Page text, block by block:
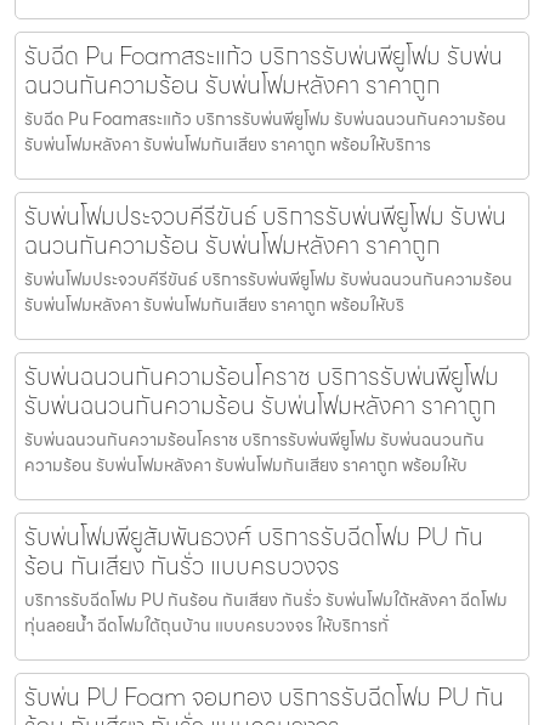
รับฉีด Pu Foamสระแก้ว บริการรับพ่นพียูโฟม รับพ่น
ฉนวนกันความร้อน รับพ่นโฟมหลังคา ราคาถูก
รับฉีด Pu Foamสระแก้ว บริการรับพ่นพียูโฟม รับพ่นฉนวนกันความร้อน
รับพ่นโฟมหลังคา รับพ่นโฟมกันเสียง ราคาถูก พร้อมให้บริการ
รับพ่นโฟมประจวบคีรีขันธ์ บริการรับพ่นพียูโฟม รับพ่น
ฉนวนกันความร้อน รับพ่นโฟมหลังคา ราคาถูก
รับพ่นโฟมประจวบคีรีขันธ์ บริการรับพ่นพียูโฟม รับพ่นฉนวนกันความร้อน
รับพ่นโฟมหลังคา รับพ่นโฟมกันเสียง ราคาถูก พร้อมให้บริ
รับพ่นฉนวนกันความร้อนโคราช บริการรับพ่นพียูโฟม
รับพ่นฉนวนกันความร้อน รับพ่นโฟมหลังคา ราคาถูก
รับพ่นฉนวนกันความร้อนโคราช บริการรับพ่นพียูโฟม รับพ่นฉนวนกัน
ความร้อน รับพ่นโฟมหลังคา รับพ่นโฟมกันเสียง ราคาถูก พร้อมให้บ
รับพ่นโฟมพียูสัมพันธวงศ์ บริการรับฉีดโฟม PU กัน
ร้อน กันเสียง กันรั่ว แบบครบวงจร
บริการรับฉีดโฟม PU กันร้อน กันเสียง กันรั่ว รับพ่นโฟมใต้หลังคา ฉีดโฟม
ทุ่นลอยน้ำ ฉีดโฟมใต้ถุนบ้าน แบบครบวงจร ให้บริการทั่
รับพ่น PU Foam จอมทอง บริการรับฉีดโฟม PU กัน